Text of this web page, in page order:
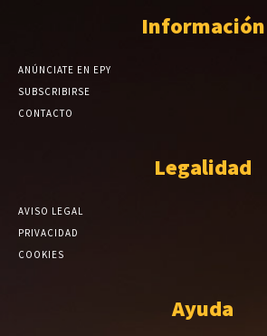
Información
ANÚNCIATE EN EPY
SUBSCRIBIRSE
CONTACTO
Legalidad
AVISO LEGAL
PRIVACIDAD
COOKIES
Ayuda